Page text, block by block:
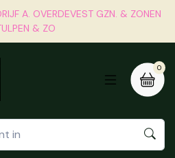
A. OVERDEVEST GZN. & ZONEN
& ZO
0